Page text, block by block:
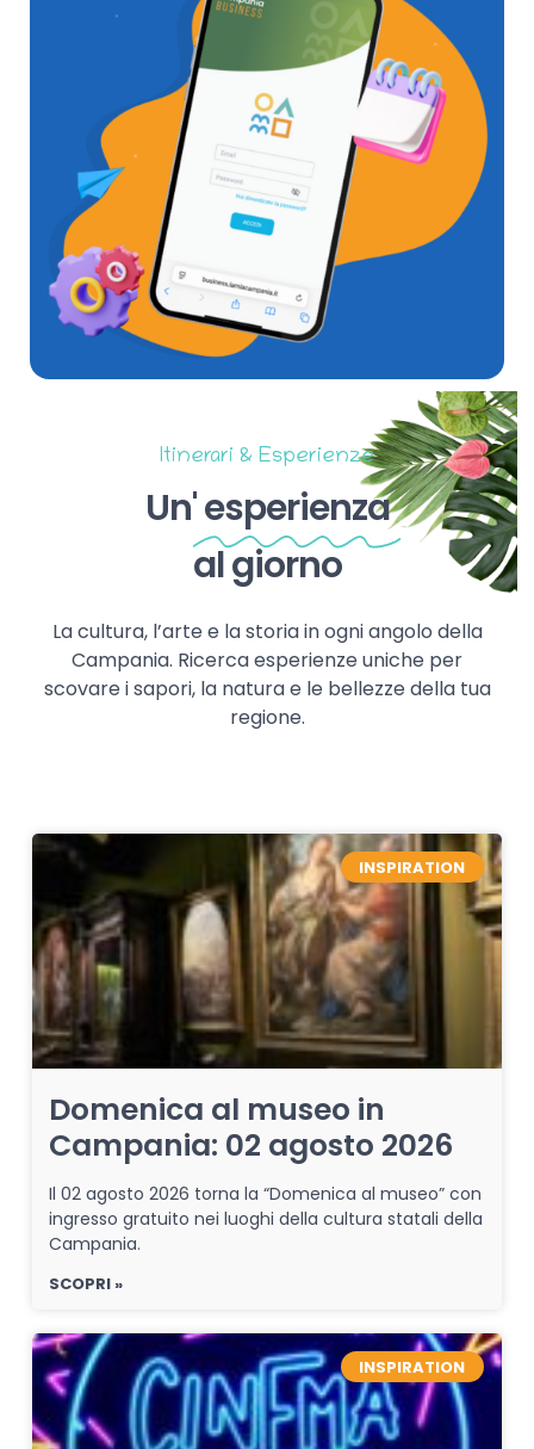
Itinerari & Esperienze
Un'esperienza
al giorno
La cultura, l’arte e la storia in ogni angolo della
Campania. Ricerca esperienze uniche per
scovare i sapori, la natura e le bellezze della tua
regione.
INSPIRATION
Domenica al museo in
Campania: 02 agosto 2026
Il 02 agosto 2026 torna la “Domenica al museo” con
ingresso gratuito nei luoghi della cultura statali della
Campania.
SCOPRI »
INSPIRATION